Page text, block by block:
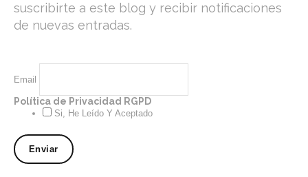
suscribirte a este blog y recibir notificaciones
de nuevas entradas.
Email
Política de Privacidad RGPD
Si, He Leído Y Aceptado